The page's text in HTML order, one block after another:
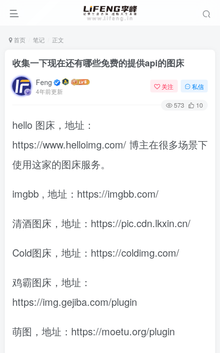
首页 笔记 正文
收集一下现在还有哪些免费的提供api的图床
Feng
4年前更新
关注 私信
573 10
hello 图床，地址：
https://www.helloimg.com/ 博主在很多场景下
使用这家的图床服务。
imgbb , 地址：https://imgbb.com/
清酒图床，地址：https://pic.cdn.lkxin.cn/
Cold图床，地址：https://coldimg.com/
鸡霸图床，地址：
https://img.gejiba.com/plugin
萌图，地址：https://moetu.org/plugin